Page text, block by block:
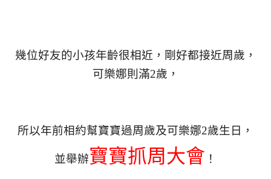
幾位好友的小孩年齡很相近，剛好都接近周歲，
可樂娜則滿2歲，
所以年前相約幫寶寶過周歲及可樂娜2歲生日，
並舉辦寶寶抓周大會 ！